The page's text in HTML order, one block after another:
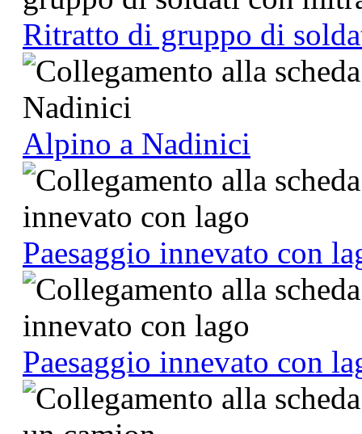
Ritratto di gruppo di
Alpino a Nadinici
Paesaggio innevato con
Paesaggio innevato con